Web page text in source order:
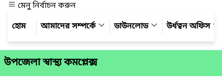
মেনু নির্বাচন করুন
আমাদের সম্পর্কে
ডাউনলোড উর্ধত্বন অফিস
উপজেলা স্বাস্থ্য কমপ্লেক্স